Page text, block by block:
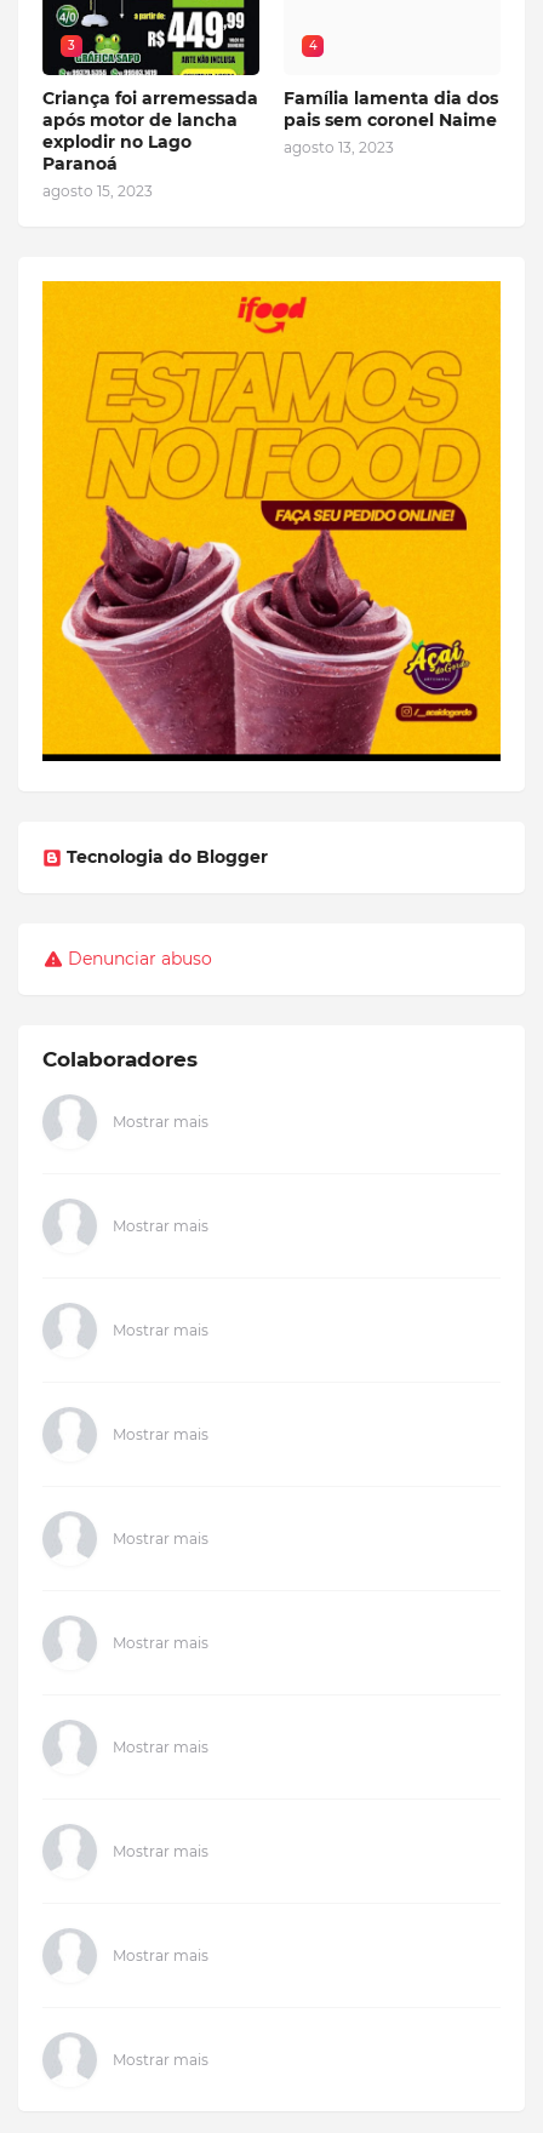
3
Criança foi arremessada
após motor de lancha
explodir no Lago
Paranoá
agosto 15, 2023
4
Família lamenta dia dos
pais sem coronel Naime
agosto 13, 2023
Tecnologia do Blogger
Denunciar abuso
Colaboradores
Mostrar mais
Mostrar mais
Mostrar mais
Mostrar mais
Mostrar mais
Mostrar mais
Mostrar mais
Mostrar mais
Mostrar mais
Mostrar mais